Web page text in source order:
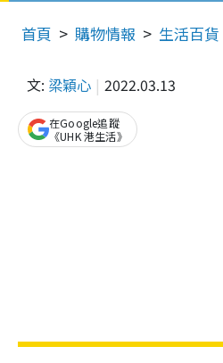
首頁 購物情報 生活百貨
文: 梁穎心 2022.03.13
在Google追蹤
《UHK 港生活》